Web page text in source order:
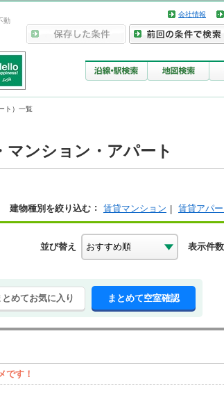
動
会社情報
ト）一覧
マンション・アパート
建物種別を絞り込む 賃貸マンション 賃貸アパー
並び替え 表示件数
とめてお気に入り まとめて空室確認
です！